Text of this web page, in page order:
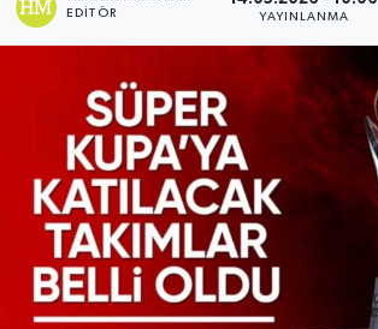
EDITÖR YAYINLANMA
Haber Arşivi